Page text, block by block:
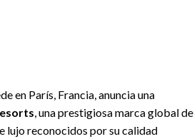
en París, Francia, anuncia una
, una prestigiosa marca global de
lujo reconocidos por su calidad